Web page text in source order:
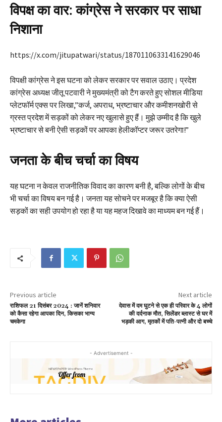
विपक्ष का वार: कांग्रेस ने सरकार पर साधा
निशाना
https://x.com/jitupatwari/status/1870110633141629046
विपक्षी कांग्रेस ने इस घटना को लेकर सरकार पर सवाल उठाए। प्रदेश
कांग्रेस अध्यक्ष जीतू पटवारी ने मुख्यमंत्री को टैग करते हुए सोशल मीडिया
प्लेटफॉर्म एक्स पर लिखा,”कर्ज, अपराध, भ्रष्टाचार और कमीशनखोरी से
ग्रस्त प्रदेश में सड़कों को लेकर नए खुलासे हुए हैं। मुझे उम्मीद है कि खुले
भ्रष्टाचार से बनी ऐसी सड़कों पर आपका हेलीकॉप्टर जरूर उतरेगा!”
जनता के बीच चर्चा का विषय
यह घटना न केवल राजनीतिक विवाद का कारण बनी है, बल्कि लोगों के बीच
भी चर्चा का विषय बन गई है। जनता यह सोचने पर मजबूर है कि क्या ऐसी
सड़कों का सही उपयोग हो रहा है या यह महज दिखावे का माध्यम बन गई हैं।
Previous article
राशिफल 21 दिसंबर 2024 : जानें शनिवार
को कैसा रहेगा आपका दिन, किसका भाग्य
चमकेगा
Next article
देवास में दम घुटने से एक ही परिवार के 4 लोगों
की दर्दनाक मौत, सिलेंडर ब्लास्ट से घर में
भड़की आग, मृतकों में पति-पत्नी और दो बच्चे
- Advertisement -